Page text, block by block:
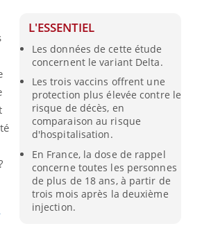
L'ESSENTIEL
Les données de cette étude
concernent le variant Delta.
Les trois vaccins offrent une
protection plus élevée contre le
risque de décès, en
comparaison au risque
d'hospitalisation.
En France, la dose de rappel
concerne toutes les personnes
de plus de 18 ans, à partir de
trois mois après la deuxième
injection.